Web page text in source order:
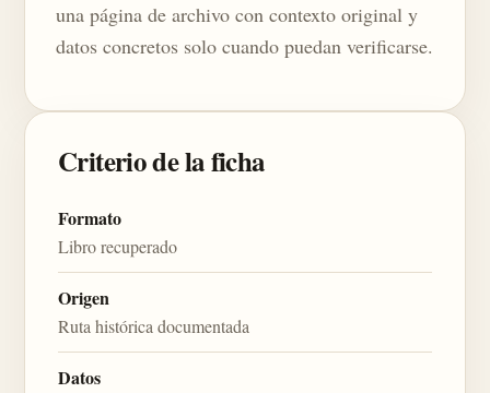
una página de archivo con contexto original y
datos concretos solo cuando puedan verificarse.
Criterio de la ficha
Formato
Libro recuperado
Origen
Ruta histórica documentada
Datos